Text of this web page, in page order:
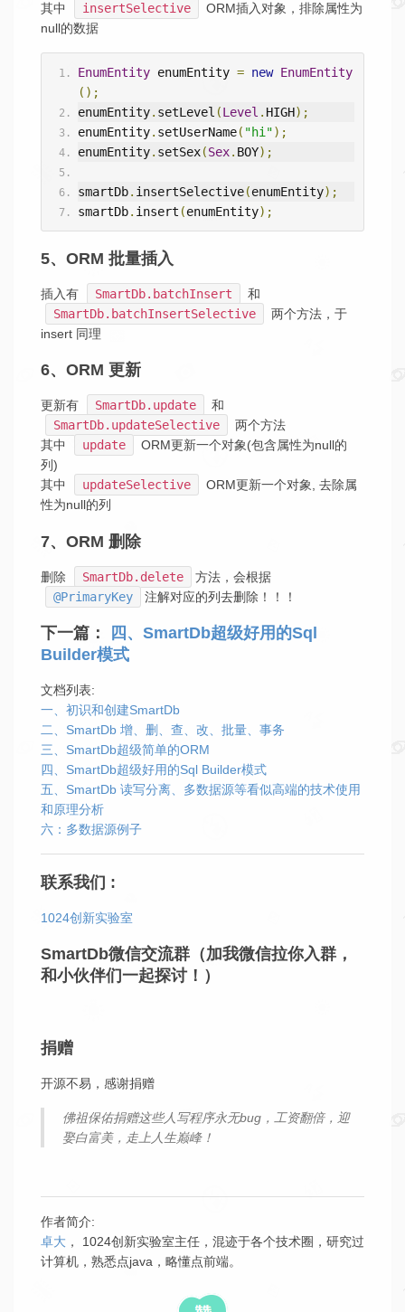
其中
insertSelective
ORM插入对象，排除属性为
null的数据
EnumEntity enumEntity = new EnumEntity
();
enumEntity. setLevel (Level . HIGH);
enumEntity. setUserName( "hi");
enumEntity. setSex(Sex. BOY);
smartDb. insertSelective(enumEntity);
smartDb. insert (enumEntity);
5、ORM 批量插入
插入有 SmartDb.batchInsert
和
SmartDb.batchInsertSelective
两个方法，于
insert 同理
6、ORM 更新
更新有 SmartDb.update
和
SmartDb.updateSelective
两个方法
其中
update
ORM更新一个对象(包含属性为null的
列)
其中
updateSelective
ORM更新一个对象, 去除属
性为null的列
7、ORM 删除
删除 SmartDb.delete
方法，会根据
@PrimaryKey
注解对应的列去删除！！！
下一篇：
四、SmartDb超级好用的Sql
Builder模式
文档列表:
一、初识和创建SmartDb
二、SmartDb 增、删、查、改、批量、事务
三、SmartDb超级简单的ORM
四、SmartDb超级好用的Sql Builder模式
五、SmartDb 读写分离、多数据源等看似高端的技术使用
和原理分析
六：多数据源例子
联系我们 :
1024创新实验室
SmartDb微信交流群（加我微信拉你入群，
和小伙伴们一起探讨！ ）
捐赠
开源不易，感谢捐赠
佛祖保佑捐赠这些人写程序永无bug，工资翻倍，迎
娶白富美，走上人生巅峰！
作者简介:
卓大 ， 1024创新实验室主任，混迹于各个技术圈，研究过
计算机，熟悉点java，略懂点前端。